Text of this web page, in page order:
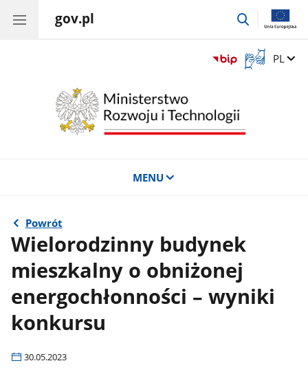
gov.pl
przejdź
Otwórz
okno
migowego
Zmień
PL
MENU
Powrót
Wielorodzinny budynek
mieszkalny o obniżonej
energochłonności – wyniki
konkursu
30.05.2023